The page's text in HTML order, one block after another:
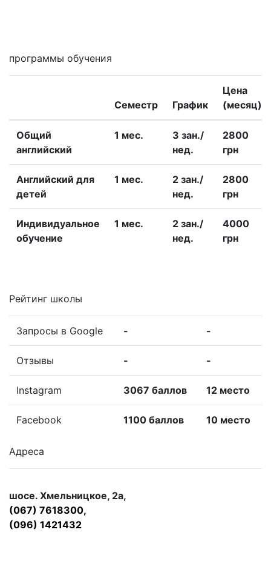
программы обучения
Семестр График
Цена
(месяц)
Общий
английский
1 меc.
3 зан./
нед.
2800
грн
Английский для
детей
1 меc.
2 зан./
нед.
2800
грн
Индивидуальное
обучение
1 меc.
2 зан./
нед.
4000
грн
Рейтинг школы
Запросы в Google - -
Отзывы - -
Instagram 3067 баллов 12 место
Facebook 1100 баллов 10 место
Адреса
шосе. Хмельницкое, 2а,
(067) 7618300,
(096) 1421432